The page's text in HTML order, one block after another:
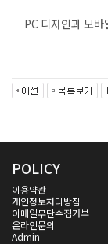
PC 디자인과 모
POLICY
이용약관
개인정보처리방침
이메일무단수집거부
온라인문의
Admin